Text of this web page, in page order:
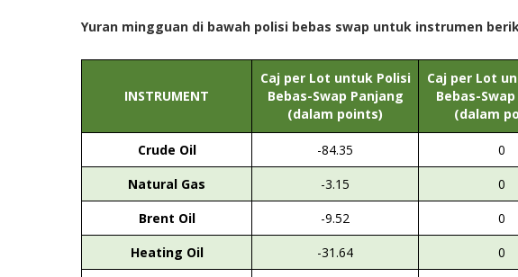
Yuran mingguan di bawah polisi bebas swap untuk instrumen
INSTRUMENT
Caj per Lot untuk Polisi
Bebas-Swap Panjang
(dalam points)
Caj per Lot
Bebas-
(dalam
Crude Oil -84.35
0
Natural Gas
-3.15
0
Brent Oil
-9.52
0
Heating Oil
-31.64
0